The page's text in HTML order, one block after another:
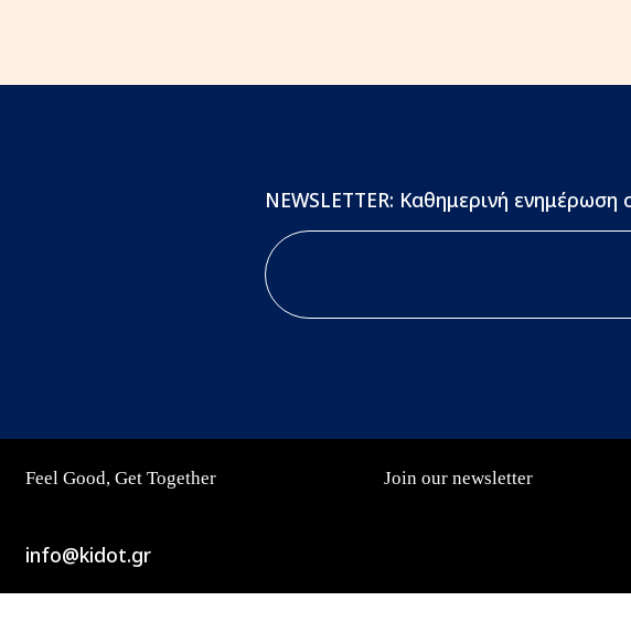
NEWSLETTER: Καθημερινή
Feel Good, Get Together Join our newsletter
info@kidot.gr